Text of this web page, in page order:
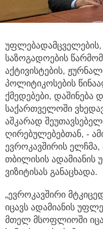
საზოგადოების
აქტივისტების,
პოლიტიკოსების
ქმედებები, დაშინება
საქართველოში
აშკარად
ღირებულებებთან, -
ევროკავშირის ელჩმა,
თბილისის ადამიანის
ვიზიტისას განაცხადა.
„ევროკავშირი
იცავს ადამიანის
მთელ მსოფლიოში